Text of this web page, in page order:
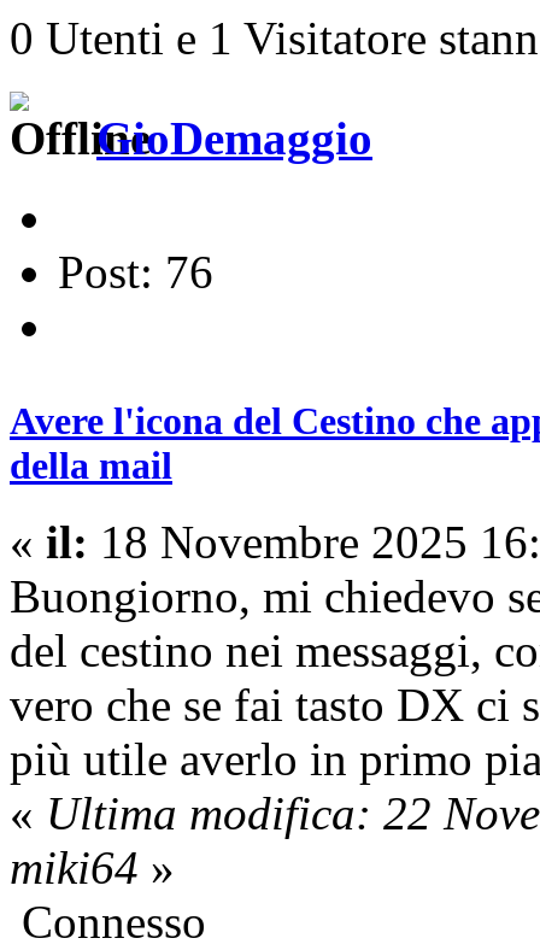
0 Utenti e 1 Visitatore
GioDemaggio
Post: 76
Avere l'icona del Cestino che
della mail
« il: 18 Novembre 2025
Buongiorno, mi chiedevo
del cestino nei messaggi,
vero che se fai tasto DX ci
più utile averlo in primo
« Ultima modifica: 22
miki64 »
Connesso